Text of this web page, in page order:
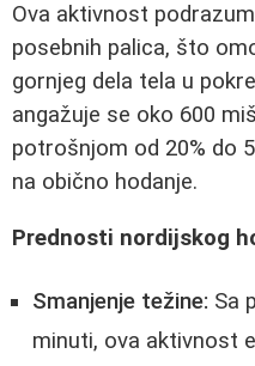
Ova aktivnost
posebnih palica, što
gornjeg dela tela u
angažuje se oko 600
potrošnjom od 20% do
na obično hodanje.
Prednosti nordijskog
Smanjenje težine: Sa
minuti, ova aktivnost